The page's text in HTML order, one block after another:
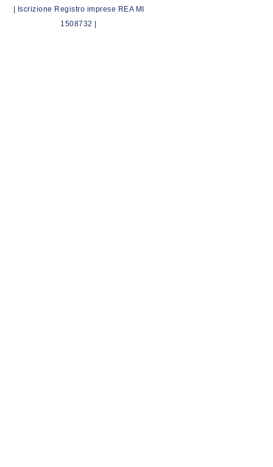
| Iscrizione Registro imprese REA MI
1508732 |